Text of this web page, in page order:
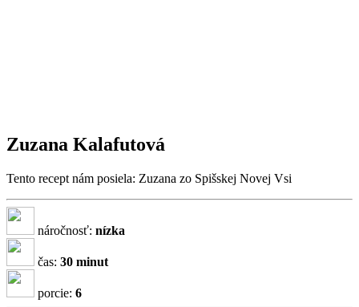
Zuzana Kalafutová
Tento recept nám posiela: Zuzana zo Spišskej Novej Vsi
náročnosť: nízka
čas: 30 minut
porcie: 6